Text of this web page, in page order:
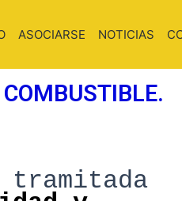
ASOCIARSE NOTICIAS